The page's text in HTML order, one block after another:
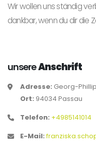
Wir wollen uns ständig
dankbar, wenn du dir die
unsereAnschrift
Adresse: Georg-
Ort: 94034 Passau
Telefon: +4985141014
E-Mail: